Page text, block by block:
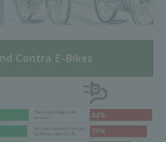
Contra E-Bikes